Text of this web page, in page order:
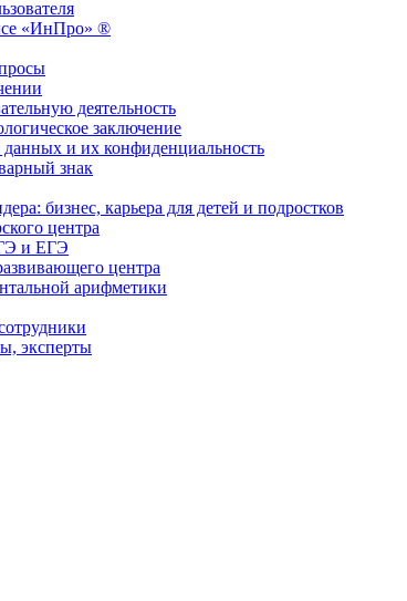
«ИнПро» ®
деятельность
заключение
и их конфиденциальность
знак
бизнес, карьера для детей и подростков
центра
и ЕГЭ
центра
арифметики
эксперты